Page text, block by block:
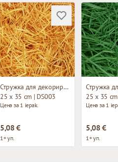
Стружка для декорирования
25 x 35 cm | DS003
Цена за 1 iepak.
5,08 €
1+ уп.
25 x 35
Цена за 1
5,08 €
1+ уп.